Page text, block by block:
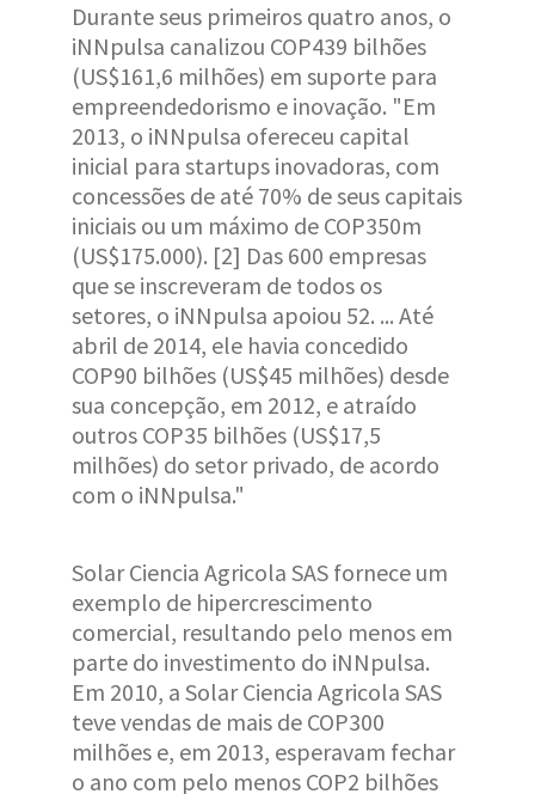
Durante seus primeiros quatro anos, o
iNNpulsa canalizou COP439 bilhões
(US$161,6 milhões) em suporte para
empreendedorismo e inovação. "Em
2013, o iNNpulsa ofereceu capital
inicial para startups inovadoras, com
concessões de até 70% de seus capitais
iniciais ou um máximo de COP350m
(US$175.000). [2] Das 600 empresas
que se inscreveram de todos os
setores, o iNNpulsa apoiou 52. ... Até
abril de 2014, ele havia concedido
COP90 bilhões (US$45 milhões) desde
sua concepção, em 2012, e atraído
outros COP35 bilhões (US$17,5
milhões) do setor privado, de acordo
com o iNNpulsa."
Solar Ciencia Agricola SAS fornece um
exemplo de hipercrescimento
comercial, resultando pelo menos em
parte do investimento do iNNpulsa.
Em 2010, a Solar Ciencia Agricola SAS
teve vendas de mais de COP300
milhões e, em 2013, esperavam fechar
o ano com pelo menos COP2 bilhões